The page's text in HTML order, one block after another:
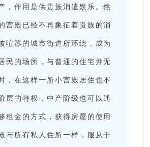
，作用是供贵族消遣娱乐。然
宫殿已经不再象征着贵族的消
喧嚣的城市街道所环绕，成为
民的场所，与普通的住宅并无
，在这样一所小宫殿居住也不
层的特权，中产阶级也可以通
租金的方式，获得房屋的使用
与所有私人住所一样，服从于